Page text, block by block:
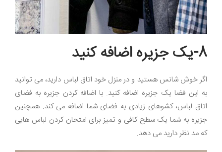
8-یک جزیره اضافه کنید
اگر خوش شانس هستید و در منزل خود اتاق لباس دارید، می توانید
به این فضا یک جزیره اضافه کنید. با اضافه کردن جزیره به فضای
اتاق لباس، کشوهای زیادی به فضای شما اضافه می کند. همچنین
جزیره به شما یک سطح کافی و تمیز برای امتحان کردن لباس هایی
که مد نظر دارید می دهد.